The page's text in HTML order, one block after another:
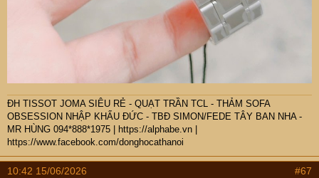
ĐH TISSOT JOMA SIÊU RẺ - QUẠT TRẦN TCL - THẢM SOFA
OBSESSION NHẬP KHẨU ĐỨC - TBĐ SIMON/FEDE TÂY BAN NHA -
MR HÙNG 094*888*1975
https://alphabe.vn
https://www.facebook.com/donghocathanoi
10:42 15/06/2026 #67